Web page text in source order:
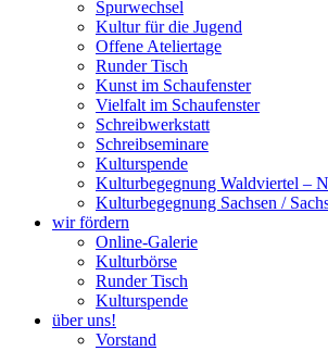
Spurwechsel
Kultur für die Jugend
Offene Ateliertage
Runder Tisch
Kunst im Schaufenster
Vielfalt im Schaufenster
Schreibwerkstatt
Schreibseminare
Kulturspende
Kulturbegegnung Waldviertel –
Kulturbegegnung Sachsen /
wir fördern
Online-Galerie
Kulturbörse
Runder Tisch
Kulturspende
über uns!
Vorstand